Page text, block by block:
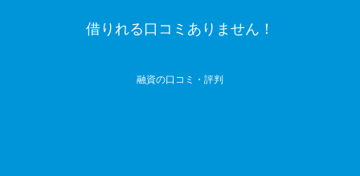
借りれる口コミありません！
融資の口コミ・評判